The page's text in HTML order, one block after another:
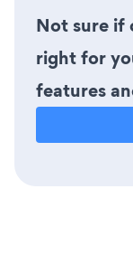
Not sure if
right for
features